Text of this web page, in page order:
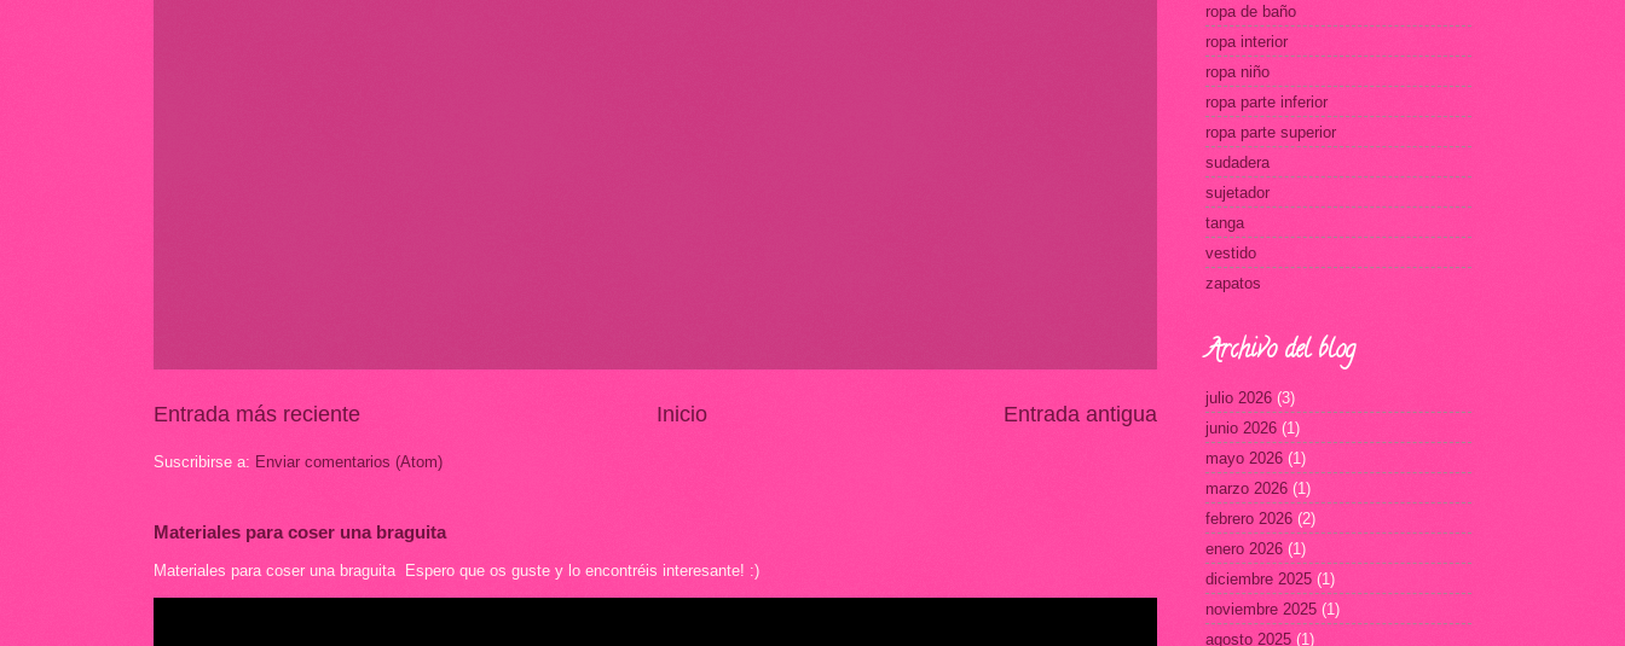
Entrada más reciente Entrada antigua
Inicio
Suscribirse a: Enviar comentarios (Atom)
Materiales para coser una braguita
Materiales para coser una braguita Espero que os guste y lo encontréis interesante! :)
ropa de baño
ropa interior
ropa niño
ropa parte inferior
ropa parte superior
sudadera
sujetador
tanga
vestido
zapatos
Archivo del blog
julio 2026 (3)
junio 2026 (1)
mayo 2026 (1)
marzo 2026 (1)
febrero 2026 (2)
enero 2026 (1)
diciembre 2025 (1)
noviembre 2025 (1)
agosto 2025 (1)